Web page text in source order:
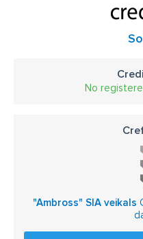
No
"Ambross" SIA veikals